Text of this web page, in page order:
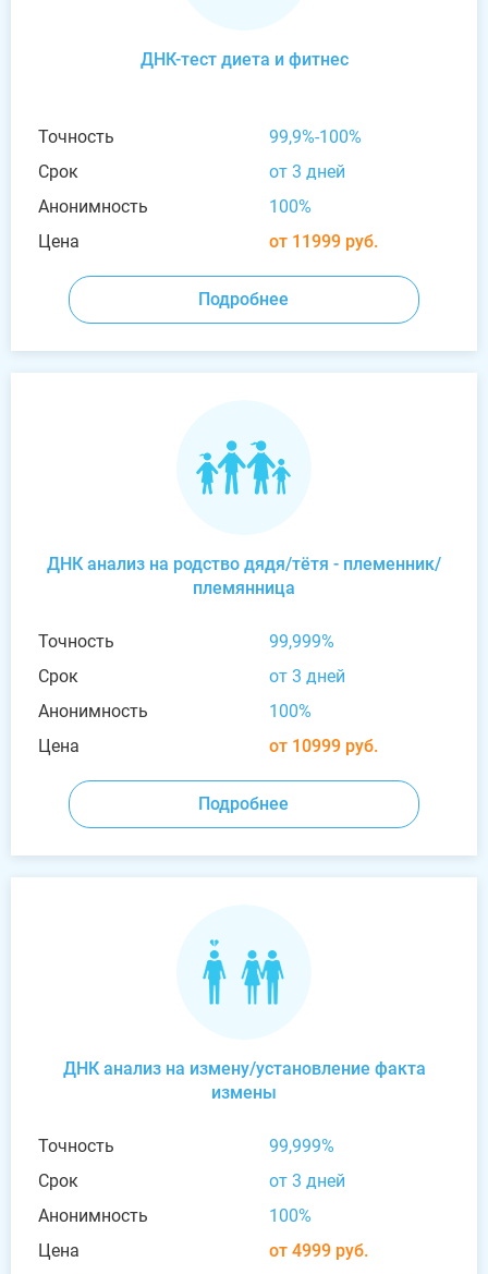
ДНК-тест диета и фитнес
Точность
99,9%-100%
Срок
от 3 дней
Анонимность
100%
Цена
от 11999 руб.
Подробнее
ДНК анализ на родство дядя/тётя - племенник/
племянница
Точность
99,999%
Срок
от 3 дней
Анонимность
100%
Цена
от 10999 руб.
Подробнее
ДНК анализ на измену/установление факта
измены
Точность
99,999%
Срок
от 3 дней
Анонимность
100%
Цена
от 4999 руб.